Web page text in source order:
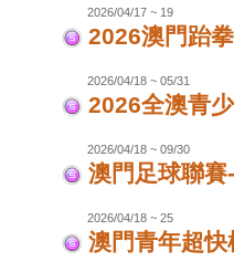
2026/04/17 ~ 19
2026澳門跆
2026/04/18 ~ 05/31
2026全澳青
2026/04/18 ~ 09/30
澳門足球聯
2026/04/18 ~ 25
澳門青年超快